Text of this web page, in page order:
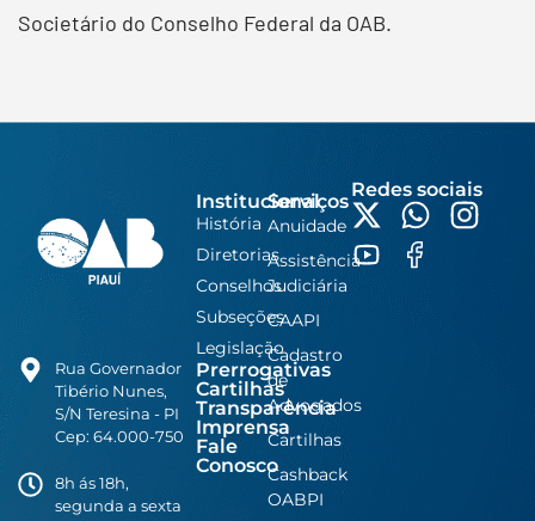
Societário do Conselho Federal da OAB.
Rua Governador
Tibério Nunes,
S/N Teresina - PI
Cep: 64.000-750
8h ás 18h,
segunda a sexta
Institucional
História
Diretorias
Conselhos
Subseções
Legislação
Prerrogativas
Cartilhas
Transparência
Imprensa
Fale
Conosco
Serviços
Anuidade
Assistência
Judiciária
CAAPI
Cadastro
de
Advogados
Cartilhas
Cashback
OABPI
Redes sociais